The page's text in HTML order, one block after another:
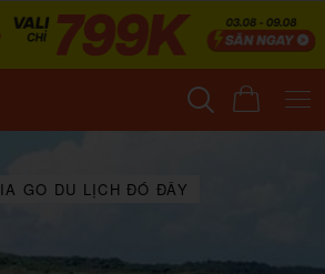
GO DU LỊCH ĐÓ ĐÂY